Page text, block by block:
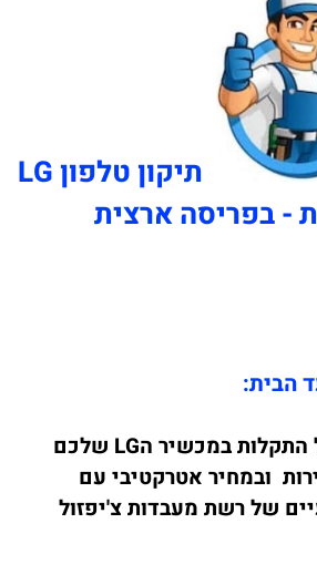
תיקון טלפון LG
- בפריסה ארצית
פתרון מקצועי לכל התקלות במכשיר הLG שלכם
ובמחיר אטרקטיבי עם
של רשת מעבדות צ'יפזול